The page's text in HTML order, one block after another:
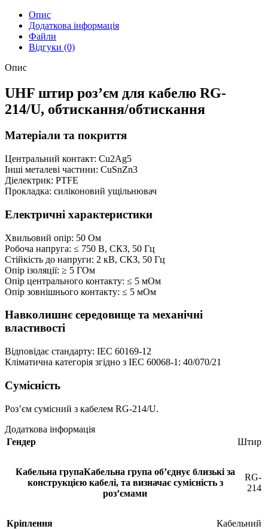
Опис
Додаткова інформація
Файли
Відгуки (0)
Опис
UHF штир роз’єм для кабелю RG-
214/U, обтискання/обтискання
Матеріали та покриття
Центральний контакт: Cu2Ag5
Інші металеві частини: CuSnZn3
Діелектрик: PTFE
Прокладка: силіконовий ущільнювач
Електричні характеристики
Хвильовий опір: 50 Ом
Робоча напруга: ≤ 750 В, СКЗ, 50 Гц
Стійкість до напруги: 2 кВ, СКЗ, 50 Гц
Опір ізоляції: ≥ 5 ГОм
Опір центрального контакту: ≤ 5 мОм
Опір зовнішнього контакту: ≤ 5 мОм
Навколишнє середовище та механічні
властивості
Відповідає стандарту: IEC 60169-12
Кліматична категорія згідно з IEC 60068-1: 40/070/21
Сумісність
Роз’єм сумісний з кабелем RG-214/U.
Додаткова інформація
Гендер
Штир
Кабельна групаКабельна група обʼєднує близькі за
конструкцією кабелі, та визначає сумісність з
розʼємами
RG-
214
Кріплення Кабельний